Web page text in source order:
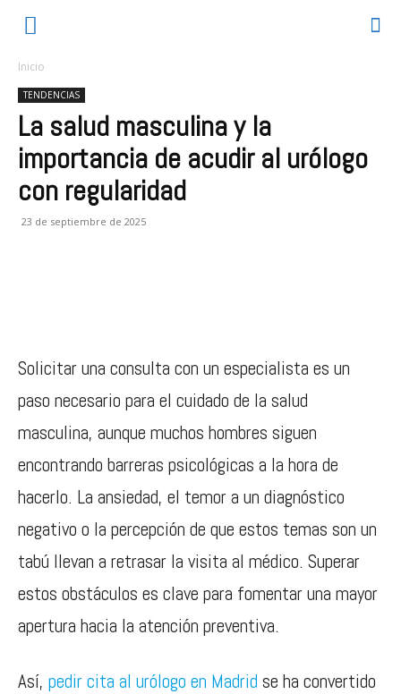
Inicio
TENDENCIAS
La salud masculina y la
importancia de acudir al urólogo
con regularidad
23 de septiembre de 2025
Solicitar una consulta con un especialista es un
paso necesario para el cuidado de la salud
masculina, aunque muchos hombres siguen
encontrando barreras psicológicas a la hora de
hacerlo. La ansiedad, el temor a un diagnóstico
negativo o la percepción de que estos temas son un
tabú llevan a retrasar la visita al médico. Superar
estos obstáculos es clave para fomentar una mayor
apertura hacia la atención preventiva.
Así, pedir cita al urólogo en Madrid se ha convertido